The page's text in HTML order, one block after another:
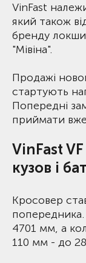
VinFast
який також
бренду
"Мівіна".
Продажі
стартують
Попередні
приймати
VinFast
кузов і
Кросовер
4701 мм, а
110 мм - до